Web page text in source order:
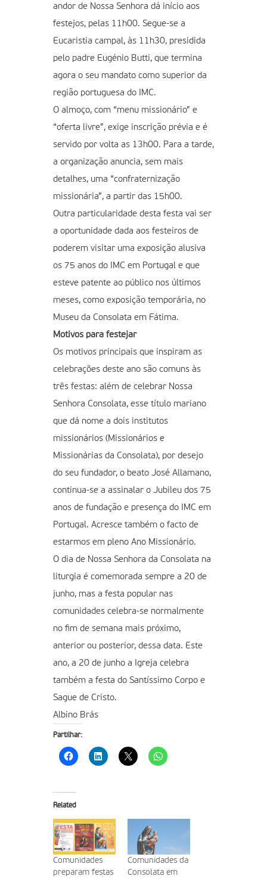
andor de Nossa Senhora dá início aos
festejos, pelas 11h00. Segue-se a
Eucaristia campal, às 11h30, presidida
pelo padre Eugénio Butti, que termina
agora o seu mandato como superior da
região portuguesa do IMC.
O almoço, com “menu missionário” e
“oferta livre”, exige inscrição prévia e é
servido por volta as 13h00. Para a tarde,
a organização anuncia, sem mais
detalhes, uma “confraternização
missionária”, a partir das 15h00.
Outra particularidade desta festa vai ser
a oportunidade dada aos festeiros de
poderem visitar uma exposição alusiva
os 75 anos do IMC em Portugal e que
esteve patente ao público nos últimos
meses, como exposição temporária, no
Museu da Consolata em Fátima.
Motivos para festejar
Os motivos principais que inspiram as
celebrações deste ano são comuns às
três festas: além de celebrar Nossa
Senhora Consolata, esse título mariano
que dá nome a dois institutos
missionários (Missionários e
Missionárias da Consolata), por desejo
do seu fundador, o beato José Allamano,
continua-se a assinalar o Jubileu dos 75
anos de fundação e presença do IMC em
Portugal. Acresce também o facto de
estarmos em pleno Ano Missionário.
O dia de Nossa Senhora da Consolata na
liturgia é comemorada sempre a 20 de
junho, mas a festa popular nas
comunidades celebra-se normalmente
no fim de semana mais próximo,
anterior ou posterior, dessa data. Este
ano, a 20 de junho a Igreja celebra
também a festa do Santíssimo Corpo e
Sague de Cristo.
Albino Brás
Partilhar:
Related
Comunidades
preparam festas
Comunidades da
Consolata em